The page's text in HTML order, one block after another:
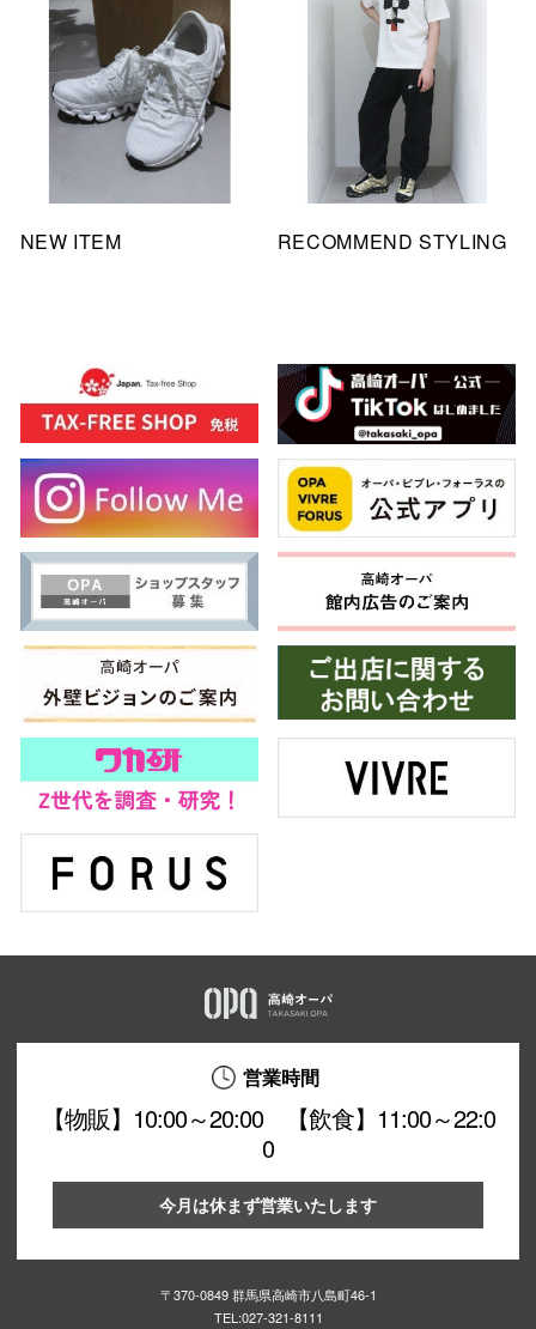
NEW ITEM RECOMMEND STYLING
営業時間
【物販】10:00～20:00 【飲食】11:00～22:0
0
今月は休まず営業いたします
〒370-0849 群馬県高崎市八島町46-1
TEL:027-321-8111